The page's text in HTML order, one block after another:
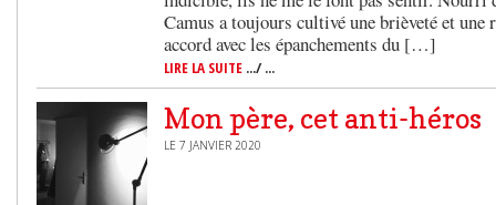
Camus a toujours cultivé une brièveté et une
accord avec les épanchements du […]
LIRE LA SUITE .../ ...
Mon père, cet anti-héros
LE 7 JANVIER 2020